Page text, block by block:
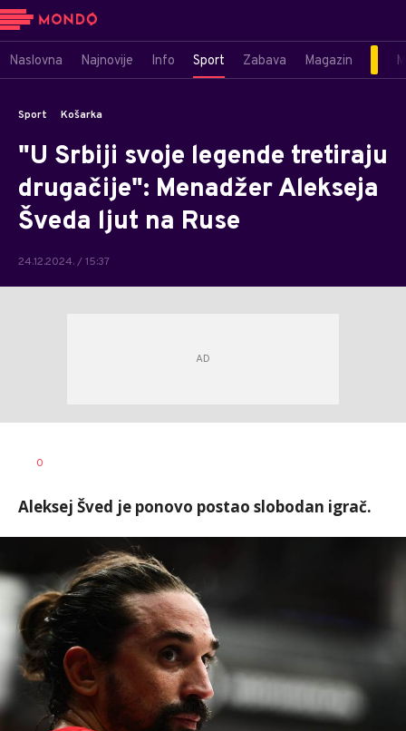
Naslovna Najnovije Info Sport Zabava Magazin
Sport Košarka
"U Srbiji svoje legende tretiraju
drugačije": Menadžer Alekseja
Šveda ljut na Ruse
24.12.2024. / 15:37
0
Aleksej Šved je ponovo postao slobodan igrač.